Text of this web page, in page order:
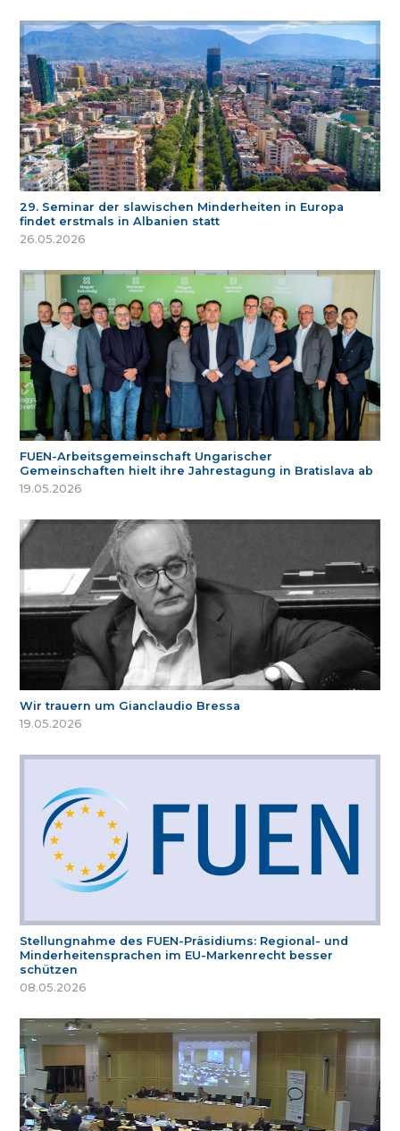
29. Seminar der slawischen Minderheiten in Europa
findet erstmals in Albanien statt
26.05.2026
FUEN-Arbeitsgemeinschaft Ungarischer
Gemeinschaften hielt ihre Jahrestagung in Bratislava ab
19.05.2026
Wir trauern um Gianclaudio Bressa
19.05.2026
Stellungnahme des FUEN-Präsidiums: Regional- und
Minderheitensprachen im EU-Markenrecht besser
schützen
08.05.2026